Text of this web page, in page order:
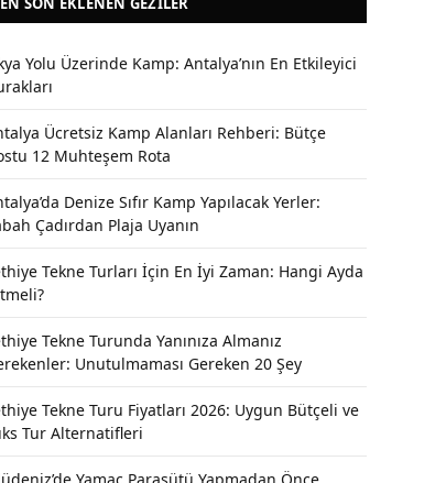
Yolu Üzerinde Kamp: Antalya’nın En Etkileyici
Ücretsiz Kamp Alanları Rehberi: Bütçe
12 Muhteşem Rota
Denize Sıfır Kamp Yapılacak Yerler:
Çadırdan Plaja Uyanın
Tekne Turları İçin En İyi Zaman: Hangi Ayda
Tekne Turunda Yanınıza Almanız
Unutulmaması Gereken 20 Şey
Tekne Turu Fiyatları 2026: Uygun Bütçeli ve
Tur Alternatifleri